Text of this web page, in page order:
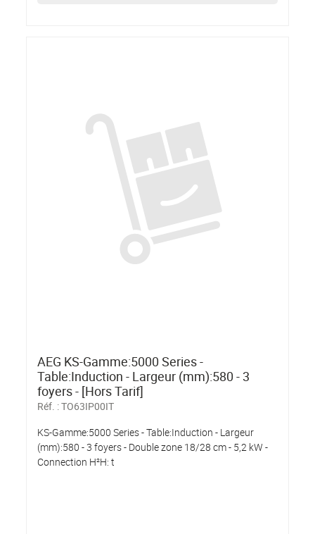
AEG KS-Gamme:5000 Series -
Table:Induction - Largeur (mm):580 - 3
foyers - [Hors Tarif]
Réf. :TO63IP00IT
KS-Gamme:5000 Series - Table:Induction - Largeur
(mm):580 - 3 foyers - Double zone 18/28 cm - 5,2 kW -
Connection H²H: t